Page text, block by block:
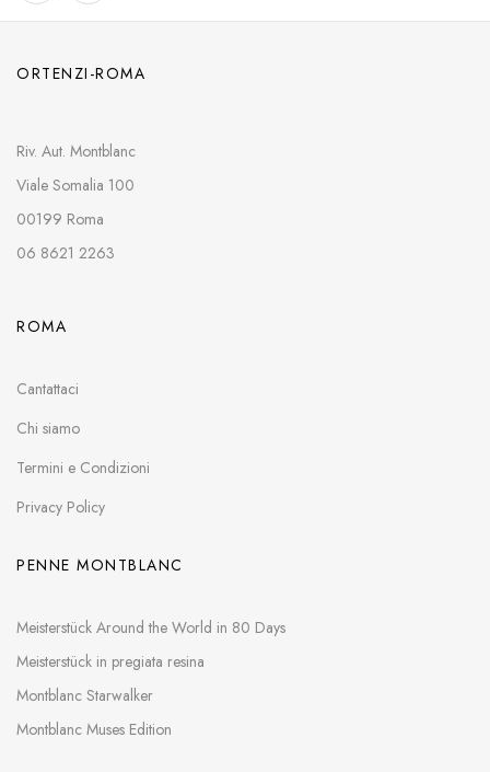
ORTENZI-ROMA
Riv. Aut. Montblanc
Viale Somalia 100
00199 Roma
06 8621 2263
ROMA
Cantattaci
Chi siamo
Termini e Condizioni
Privacy Policy
PENNE MONTBLANC
Meisterstück Around the World in 80 Days
Meisterstück in pregiata resina
Montblanc Starwalker
Montblanc Muses Edition